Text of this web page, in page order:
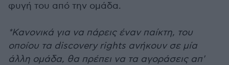
φυγή του από την ομάδα.
*Κανονικά για να πάρεις έναν παίκτη, του
οποίου τα discovery rights ανήκουν σε μία
άλλη ομάδα, θα πρέπει να τα αγοράσεις απ'